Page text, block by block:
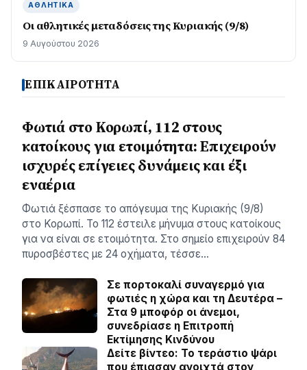
ΑΘΛΗΤΙΚΆ
Οι αθλητικές μεταδόσεις της Κυριακής (9/8)
9 Αυγούστου 2026
ΕΠΙΚΑΙΡΟΤΗΤΑ
Φωτιά στο Κορωπί, 112 στους
κατοίκους για ετοιμότητα: Επιχειρούν
ισχυρές επίγειες δυνάμεις και έξι
εναέρια
Φωτιά ξέσπασε το απόγευμα της Κυριακής (9/8)
στο Κορωπί. Το 112 έστειλε μήνυμα στους κατοίκους
για να είναι σε ετοιμότητα. Στο σημείο επιχειρούν 84
πυροσβέστες με 24 οχήματα, τέσσε…
Σε πορτοκαλί συναγερμό για
φωτιές η χώρα και τη Δευτέρα –
Στα 9 μποφόρ οι άνεμοι,
συνεδρίασε η Επιτροπή
Εκτίμησης Κινδύνου
Δείτε βίντεο: Το τεράστιο ψάρι
που έπιασαν ανοιχτά στον